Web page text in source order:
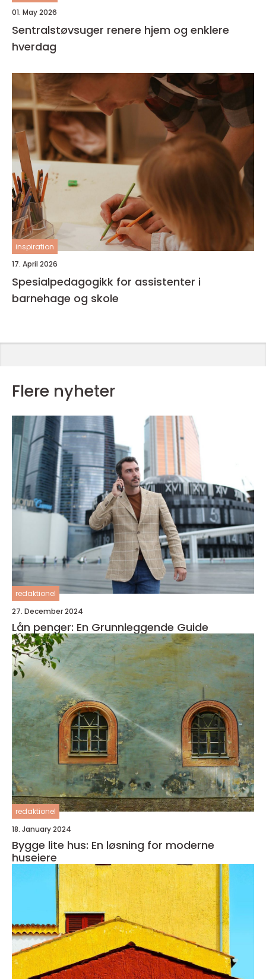
01. May 2026
Sentralstøvsuger renere hjem og enklere
hverdag
inspiration
17. April 2026
Spesialpedagogikk for assistenter i
barnehage og skole
Flere nyheter
redaktionel
27. December 2024
Lån penger: En Grunnleggende Guide
redaktionel
18. January 2024
Bygge lite hus: En løsning for moderne
huseiere